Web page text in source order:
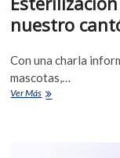
nuestro
Con una charla
mascotas,…
Ver Más